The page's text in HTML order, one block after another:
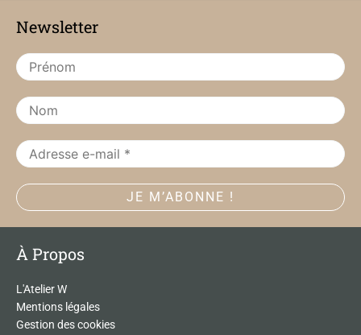
o
k
r
a
m
À Propos
L'Atelier W
Mentions légales
Gestion des cookies
Newsletter